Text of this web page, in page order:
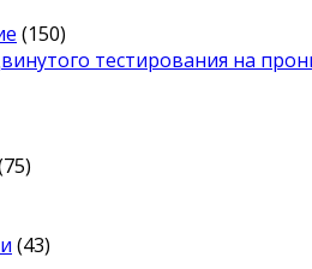
(150)
тестирования на
(43)